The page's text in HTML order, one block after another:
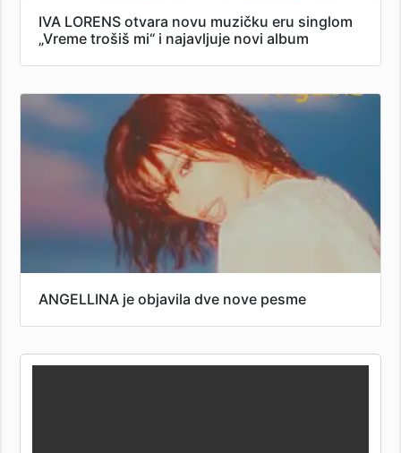
IVA LORENS otvara novu muzičku eru singlom
„Vreme trošiš mi“ i najavljuje novi album
ANGELLINA je objavila dve nove pesme